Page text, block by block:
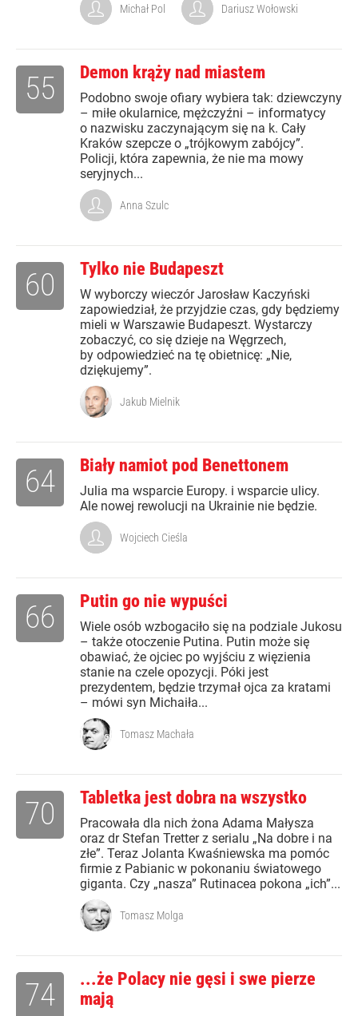
Michał Pol Dariusz Wołowski
Demon krąży nad miastem
Podobno swoje ofiary wybiera tak: dziewczyny
– miłe okularnice, mężczyźni – informatycy
o nazwisku zaczynającym się na k. Cały
Kraków szepcze o „trójkowym zabójcy”.
Policji, która zapewnia, że nie ma mowy
seryjnych...
55
Anna Szulc
Tylko nie Budapeszt
W wyborczy wieczór Jarosław Kaczyński
zapowiedział, że przyjdzie czas, gdy będziemy
mieli w Warszawie Budapeszt. Wystarczy
zobaczyć, co się dzieje na Węgrzech,
by odpowiedzieć na tę obietnicę: „Nie,
dziękujemy”.
60
Jakub Mielnik
Biały namiot pod Benettonem
Julia ma wsparcie Europy. i wsparcie ulicy.
Ale nowej rewolucji na Ukrainie nie będzie.
64
Wojciech Cieśla
Putin go nie wypuści
Wiele osób wzbogaciło się na podziale Jukosu
– także otoczenie Putina. Putin może się
obawiać, że ojciec po wyjściu z więzienia
stanie na czele opozycji. Póki jest
prezydentem, będzie trzymał ojca za kratami
– mówi syn Michaiła...
66
Tomasz Machała
Tabletka jest dobra na wszystko
Pracowała dla nich żona Adama Małysza
oraz dr Stefan Tretter z serialu „Na dobre i na
złe”. Teraz Jolanta Kwaśniewska ma pomóc
firmie z Pabianic w pokonaniu światowego
giganta. Czy „nasza” Rutinacea pokona „ich”...
70
Tomasz Molga
...że Polacy nie gęsi i swe pierze
mają
74